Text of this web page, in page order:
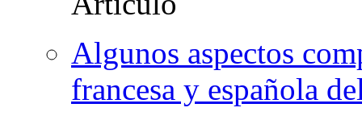
Algunos aspectos
francesa y española